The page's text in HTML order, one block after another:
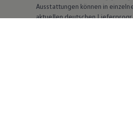
Ausstattungen können in
aktuellen deutschen